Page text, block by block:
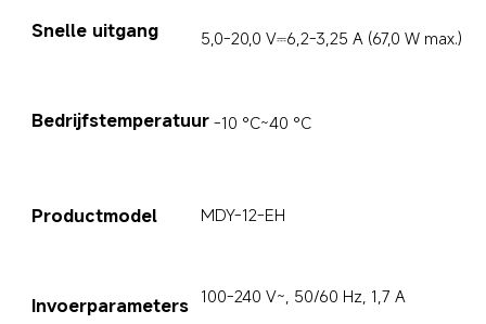
Snelle uitgang 5,0-20,0 V⎓6,2-3,25 A (67,0 W max.)
Bedrijfstemperatuur -10 °C~40 °C
Productmodel MDY-12-EH
Invoerparameters 100-240 V~, 50/60 Hz, 1,7 A